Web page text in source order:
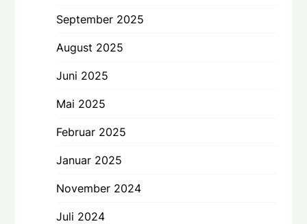
September 2025
August 2025
Juni 2025
Mai 2025
Februar 2025
Januar 2025
November 2024
Juli 2024